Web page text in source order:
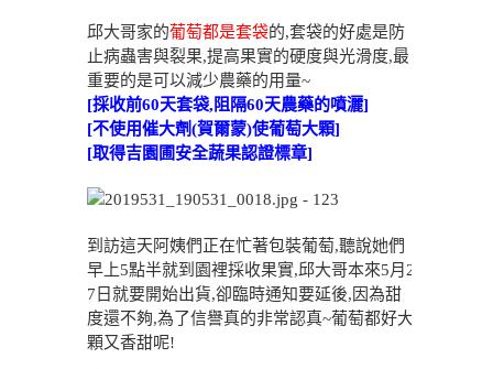
邱大哥家的葡萄都是套袋的,套袋的好處是防
止病蟲害與裂果,提高果實的硬度與光滑度,最
重要的是可以減少農藥的用量~
[採收前60天套袋,阻隔60天農藥的噴灑]
[不使用催大劑(賀爾蒙)使葡萄大顆]
[取得吉園圃安全蔬果認證標章]
到訪這天阿姨們正在忙著包裝葡萄,聽說她們
早上5點半就到園裡採收果實,邱大哥本來5月2
7日就要開始出貨,卻臨時通知要延後,因為甜
度還不夠,為了信譽真的非常認真~葡萄都好大
顆又香甜呢!